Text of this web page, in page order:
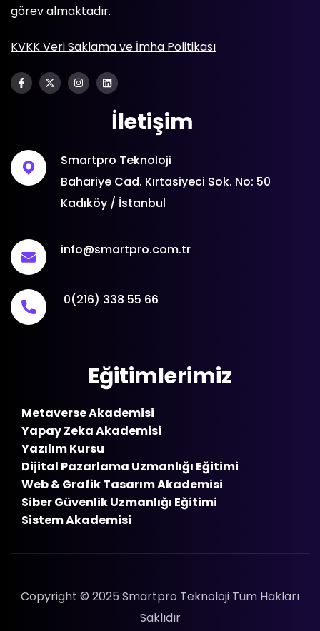
görev almaktadır.
KVKK Veri Saklama ve İmha Politikası
İletişim
Smartpro Teknoloji
Bahariye Cad. Kırtasiyeci Sok. No: 50
Kadıköy / İstanbul
info@smartpro.com.tr
0(216) 338 55 66
Eğitimlerimiz
Metaverse Akademisi
Yapay Zeka Akademisi
Yazılım Kursu
Dijital Pazarlama Uzmanlığı Eğitimi
Web & Grafik Tasarım Akademisi
Siber Güvenlik Uzmanlığı Eğitimi
Sistem Akademisi
Copyright © 2025 Smartpro Teknoloji Tüm Hakları
Saklıdır